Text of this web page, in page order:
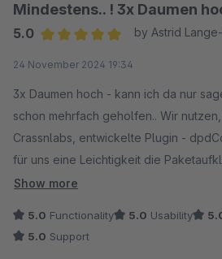
Mindestens.. ! 3x Daumen
5.0
by Astrid
24 November 2024 19:34
3x Daumen hoch - kann ich da nur
schon mehrfach geholfen.. Wir
Crassnlabs, entwickelte Plugin -
für uns eine Leichtigkeit die
Versand zu erstellen. Nach
Wo meine Agentur (es ist leider nicht
einmal ewig dafür brauchte eine
Show more
5.0 Functionality 5.0 Usability
5.0 Support